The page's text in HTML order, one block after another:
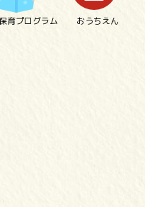
育プログラム おうちえん